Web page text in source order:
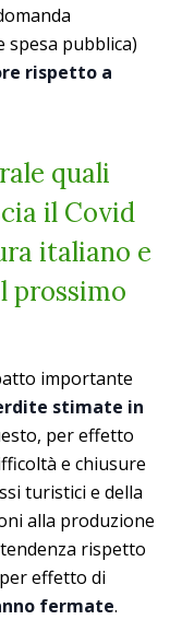
spesa pubblica)
rispetto a
quali
il Covid
italiano e
prossimo
importante
stimate in
per effetto
e chiusure
turistici e della
alla produzione
rispetto
effetto di
fermate.